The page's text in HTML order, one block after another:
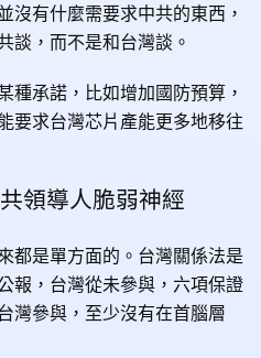
沒有什麼需要求中共的東西，
談，而不是和台灣談。
種承諾，比如增加國防預算，
要求台灣芯片產能更多地移往
領導人脆弱神經
都是單方面的。台灣關係法是
報，台灣從未參與，六項保證
灣參與，至少沒有在首腦層